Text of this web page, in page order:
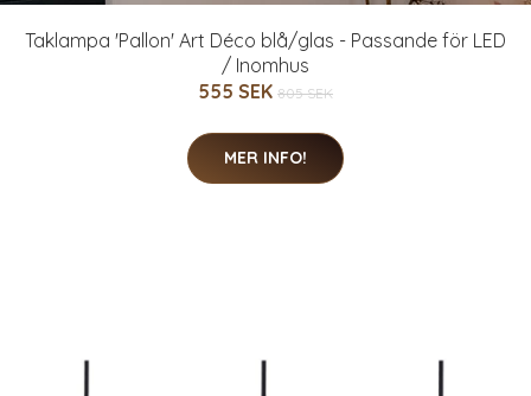
Taklampa 'Pallon' Art Déco blå/glas - Passande för LED
/ Inomhus
555 SEK 805 SEK
MER INFO!